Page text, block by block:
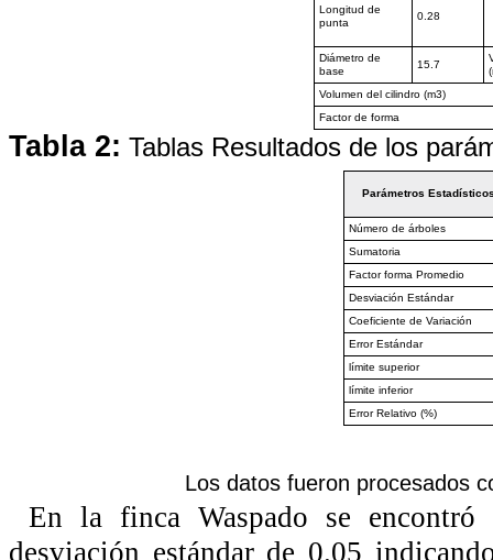
Longitud de
punta
0.28
Diámetro de
base
15.7
Volumen del cilindro (m3)
Factor de forma
Tabla 2: Tablas Resultados de los
Parámetros
Número de árboles
Sumatoria
Factor forma Promedio
Desviación Estándar
Coeficiente de Variación
Error Estándar
límite superior
límite inferior
Error Relativo (%)
Los datos fueron procesados
En la finca Waspado se
desviación estándar de 0.05